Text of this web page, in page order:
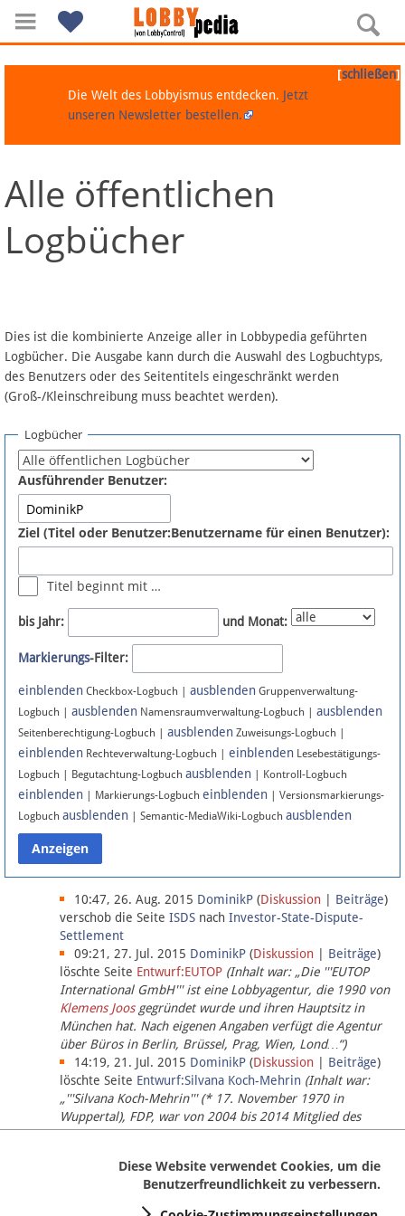
Navigation
Über Lobbypedia
Artikel nach Kategorien
FAQ
Fördermitglied werden
Fehler melden
Newsletter
Bluesky
Facebook
Instagram
Anmelden
Datenschutz
Über Lobbypedia
Impressum
[schließen]
Die Welt des Lobbyismus entdecken. Jetzt
unseren Newsletter bestellen.
Alle öffentlichen
Logbücher
Dies ist die kombinierte Anzeige aller in Lobbypedia geführten
Logbücher. Die Ausgabe kann durch die Auswahl des Logbuchtyps,
des Benutzers oder des Seitentitels eingeschränkt werden
(Groß-/Kleinschreibung muss beachtet werden).
Logbücher
Ausführender Benutzer:
Ziel (Titel oder Benutzer:Benutzername für einen Benutzer):
Titel beginnt mit …
bis Jahr: und Monat:
Markierungs-Filter:
einblenden Checkbox-Logbuch | ausblenden Gruppenverwaltung-
Logbuch | ausblenden Namensraumverwaltung-Logbuch | ausblenden
Seitenberechtigung-Logbuch | ausblenden Zuweisungs-Logbuch |
einblenden Rechteverwaltung-Logbuch | einblenden Lesebestätigungs-
Logbuch | Begutachtung-Logbuch ausblenden | Kontroll-Logbuch
einblenden | Markierungs-Logbuch einblenden | Versionsmarkierungs-
Logbuch ausblenden | Semantic-MediaWiki-Logbuch ausblenden
10:47, 26. Aug. 2015 DominikP (Diskussion Beiträge)
verschob die Seite ISDS nach Investor-State-Dispute-
Settlement
09:21, 27. Jul. 2015 DominikP (Diskussion Beiträge)
löschte Seite Entwurf:EUTOP (Inhalt war: „Die '''EUTOP
International GmbH''' ist eine Lobbyagentur, die 1990 von
Klemens Joosgegründet wurde und ihren Hauptsitz in
München hat. Nach eigenen Angaben verfügt die Agentur
über Büros in Berlin, Brüssel, Prag, Wien, Lond…“)
14:19, 21. Jul. 2015 DominikP (Diskussion Beiträge)
löschte Seite Entwurf:Silvana Koch-Mehrin (Inhalt war:
„'''Silvana Koch-Mehrin''' (* 17. November 1970 in
Wuppertal), FDP, war von 2004 bis 2014 Mitglied des
Europäischen Parlaments, seit November 2014 ist sie für
Diese Website verwendet Cookies, um die
Benutzerfreundlichkeit zu verbessern.